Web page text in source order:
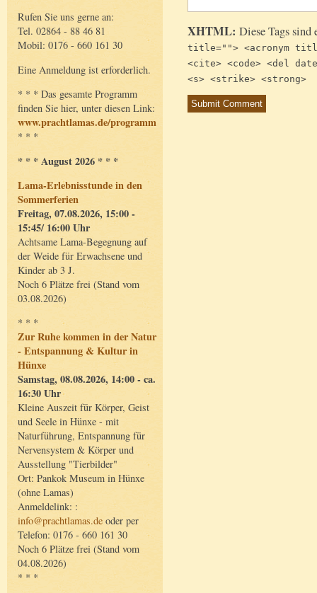
Rufen Sie uns gerne an:
Tel. 02864 - 88 46 81
Mobil: 0176 - 660 161 30
Eine Anmeldung ist erforderlich.
* * * Das gesamte Programm
finden Sie hier, unter diesen Link:
www.prachtlamas.de/programm
* * *
* * * August 2026 * * *
Lama-Erlebnisstunde in den
Sommerferien
Freitag, 07.08.2026, 15:00 -
15:45/ 16:00 Uhr
Achtsame Lama-Begegnung auf
der Weide für Erwachsene und
Kinder ab 3 J.
Noch 6 Plätze frei (Stand vom
03.08.2026)
* * *
Zur Ruhe kommen in der Natur
- Entspannung & Kultur in
Hünxe
Samstag, 08.08.2026, 14:00 - ca.
16:30 Uhr
Kleine Auszeit für Körper, Geist
und Seele in Hünxe - mit
Naturführung, Entspannung für
Nervensystem & Körper und
Ausstellung "Tierbilder"
Ort: Pankok Museum in Hünxe
(ohne Lamas)
Anmeldelink: :
info@prachtlamas.de oder per
Telefon: 0176 - 660 161 30
Noch 6 Plätze frei (Stand vom
04.08.2026)
* * *
XHTML: Diese Tags
title=""> <acronym
<cite> <code> <del
<s> <strike> <strong>